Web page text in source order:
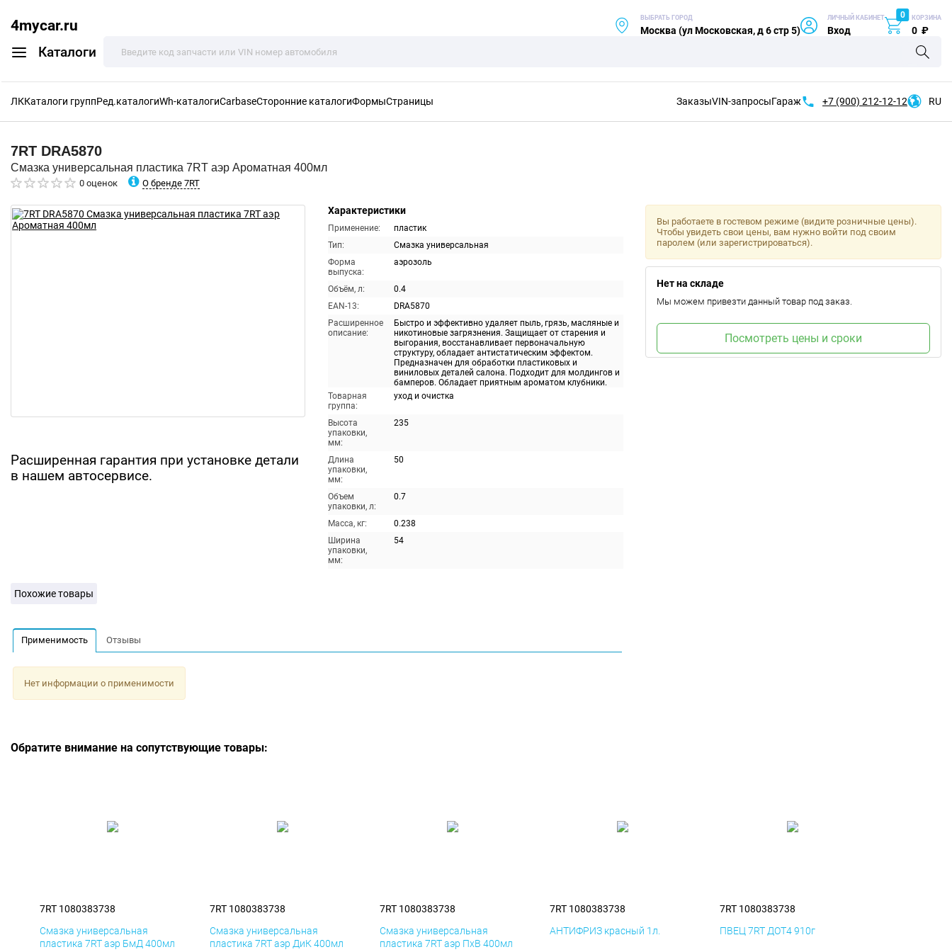
4mycar.ru
Каталоги
ВЫБРАТЬ ГОРОД
Москва (ул Московская, д 6 стр 5)
ЛИЧНЫЙ КАБИНЕТ
Вход
0 КОРЗИНА
0 ₽
ЛККаталоги группРед.каталогиWh-каталогиCarbaseСторонние каталогиФормыСтраницы ЗаказыVIN-запросыГараж +7 (900) 212-12-12 RU
7RT DRA5870
Смазка универсальная пластика 7RT аэр Ароматная 400мл
0 оценок О бренде 7RT
Расширенная гарантия при установке детали
в нашем автосервисе.
Характеристики
Применение:
пластик
Тип:
Смазка универсальная
Форма
выпуска:
аэрозоль
Объём, л:
0.4
EAN-13:
DRA5870
Расширенное
описание:
Быстро и эффективно удаляет пыль, грязь, масляные и
никотиновые загрязнения. Защищает от старения и
выгорания, восстанавливает первоначальную
структуру, обладает антистатическим эффектом.
Предназначен для обработки пластиковых и
виниловых деталей салона. Подходит для молдингов и
бамперов. Обладает приятным ароматом клубники.
Товарная
группа:
уход и очистка
Высота
упаковки,
мм:
235
Длина
упаковки,
мм:
50
Объем
упаковки, л:
0.7
Масса, кг:
0.238
Ширина
упаковки,
мм:
54
Вы работаете в гостевом режиме (видите розничные цены).
Чтобы увидеть свои цены, вам нужно войти под своим
паролем (или зарегистрироваться).
Нет на складе
Мы можем привезти данный товар под заказ.
Посмотреть цены и сроки
Похожие товары
Применимость Отзывы
Нет информации о применимости
Обратите внимание на сопутствующие товары:
7RT 1080383738
Смазка универсальная
пластика 7RT аэр БмД 400мл
7RT 1080383738
Смазка универсальная
пластика 7RT аэр ДиК 400мл
7RT 1080383738
Смазка универсальная
пластика 7RT аэр ПхВ 400мл
7RT 1080383738
АНТИФРИЗ красный 1л.
7RT 1080383738
ПВЕЦ 7RT ДОТ4 910г